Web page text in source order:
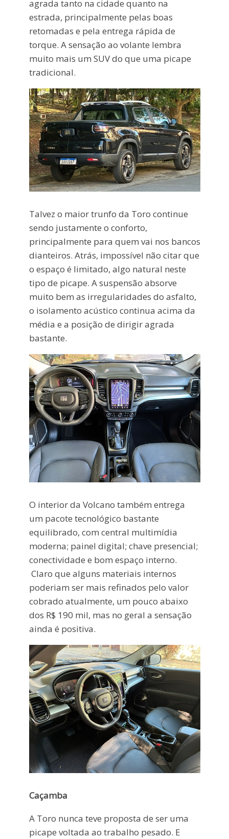
agrada tanto na cidade quanto na
estrada, principalmente pelas boas
retomadas e pela entrega rápida de
torque. A sensação ao volante lembra
muito mais um SUV do que uma picape
tradicional.
Talvez o maior trunfo da Toro continue
sendo justamente o conforto,
principalmente para quem vai nos bancos
dianteiros. Atrás, impossível não citar que
o espaço é limitado, algo natural neste
tipo de picape. A suspensão absorve
muito bem as irregularidades do asfalto,
o isolamento acústico continua acima da
média e a posição de dirigir agrada
bastante.
O interior da Volcano também entrega
um pacote tecnológico bastante
equilibrado, com central multimídia
moderna; painel digital; chave presencial;
conectividade e bom espaço interno.
Claro que alguns materiais internos
poderiam ser mais refinados pelo valor
cobrado atualmente, um pouco abaixo
dos R$ 190 mil, mas no geral a sensação
ainda é positiva.
Caçamba
A Toro nunca teve proposta de ser uma
picape voltada ao trabalho pesado. E